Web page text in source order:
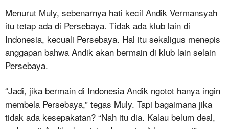
Menurut Muly, sebenarnya hati kecil Andik Vermansyah
itu tetap ada di Persebaya. Tidak ada klub lain di
Indonesia, kecuali Persebaya. Hal itu sekaligus menepis
anggapan bahwa Andik akan bermain di klub lain selain
Persebaya.
“Jadi, jika bermain di Indonesia Andik ngotot hanya ingin
membela Persebaya,” tegas Muly. Tapi bagaimana jika
tidak ada kesepakatan? “Nah itu dia. Kalau belum deal,